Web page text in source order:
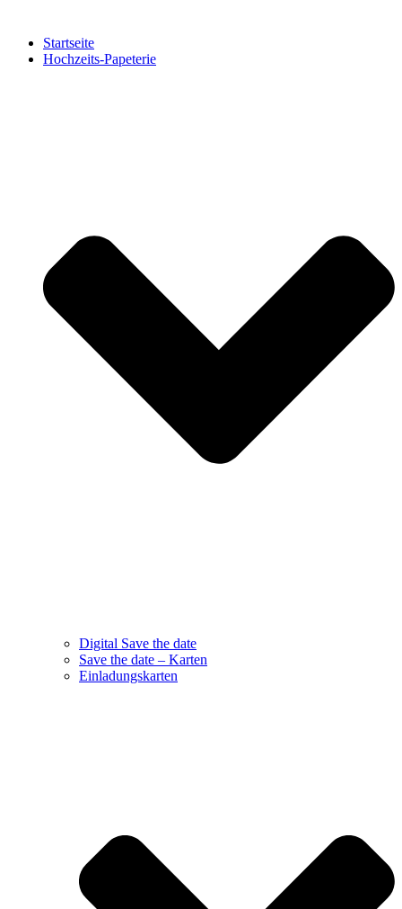
Startseite
Hochzeits-Papeterie
Digital Save the date
Save the date – Karten
Einladungskarten